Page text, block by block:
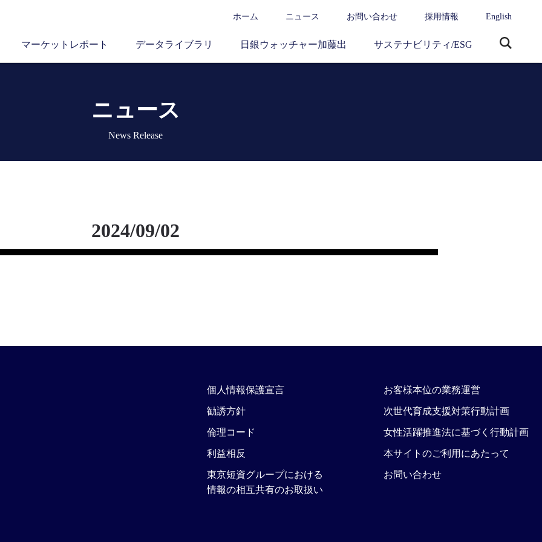
ホーム ニュース お問い合わせ 採用情報 English
マーケットレポート データライブラリ 日銀ウォッチャー加藤出 サステナビリティ/ESG
ニュース
News Release
2024/09/02
個人情報保護宣言
勧誘方針
倫理コード
利益相反
東京短資グループにおける
情報の相互共有のお取扱い
お客様本位の業務運営
次世代育成支援対策行動計画
女性活躍推進法に基づく行動計画
本サイトのご利用にあたって
お問い合わせ